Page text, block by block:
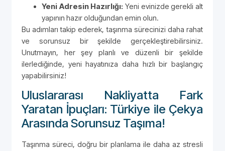
Yeni Adresin Hazırlığı: Yeni evinizde gerekli alt
yapının hazır olduğundan emin olun.
Bu adımları takip ederek, taşınma sürecinizi daha rahat
ve sorunsuz bir şekilde gerçekleştirebilirsiniz.
Unutmayın, her şey planlı ve düzenli bir şekilde
ilerlediğinde, yeni hayatınıza daha hızlı bir başlangıç
yapabilirsiniz!
Uluslararası Nakliyatta Fark
Yaratan İpuçları: Türkiye ile Çekya
Arasında Sorunsuz Taşıma!
Taşınma süreci, doğru bir planlama ile daha az stresli